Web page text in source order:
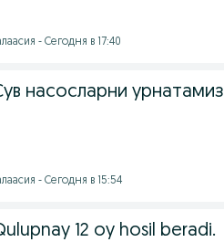
- Сегодня в 17:40
насосларни урнатамиз
- Сегодня в 15:54
12 oy hosil beradi.